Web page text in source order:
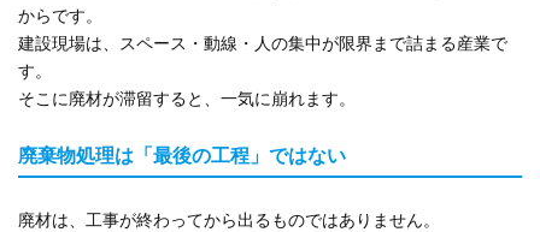
からです。
建設現場は、スペース・動線・人の集中が限界まで詰まる産業で
す。
そこに廃材が滞留すると、一気に崩れます。
廃棄物処理は「最後の工程」ではない
廃材は、工事が終わってから出るものではありません。